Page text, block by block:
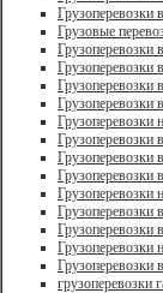
Грузоперевозки
Грузовые
Грузоперевозки
Грузоперевозки
Грузоперевозки
Грузоперевозки
Грузоперевозки
Грузоперевозки
Грузоперевозки
Грузоперевозки
Грузоперевозки
Грузоперевозки
Грузоперевозки
Грузоперевозки
Грузоперевозки
грузоперевозки